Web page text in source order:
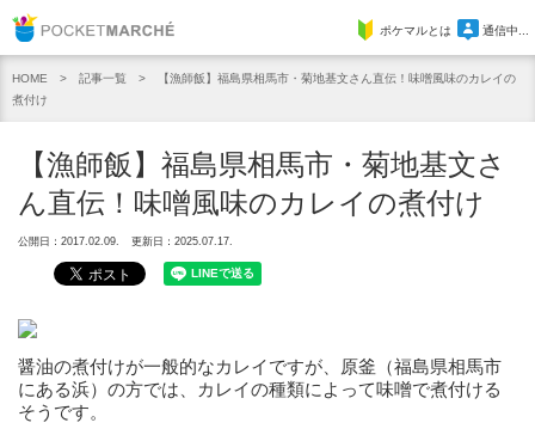
Pocket Marcheポケマルとは 通信中...
HOME 記事一覧
【漁師飯】福島県相馬市・菊地基文さん直伝！味噌風味のカレイの
煮付け
【漁師飯】福島県相馬市・菊地基文さ
ん直伝！味噌風味のカレイの煮付け
公開日：2017.02.09. 更新日：2025.07.17.
醤油の煮付けが一般的なカレイですが、原釜（福島県相馬市
にある浜）の方では、カレイの種類によって味噌で煮付ける
そうです。